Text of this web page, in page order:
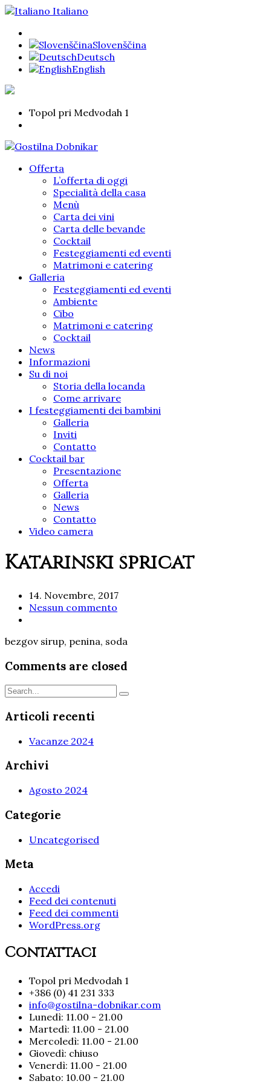
Italiano
Slovenščina
Deutsch
English
Topol pri Medvodah 1
Offerta
L’offerta di oggi
Specialità della casa
Menù
Carta dei vini
Carta delle bevande
Cocktail
Festeggiamenti ed eventi
Matrimoni e catering
Galleria
Festeggiamenti ed eventi
Ambiente
Cibo
Matrimoni e catering
Cocktail
News
Informazioni
Su di noi
Storia della locanda
Come arrivare
I festeggiamenti dei bambini
Galleria
Inviti
Contatto
Cocktail bar
Presentazione
Offerta
Galleria
News
Contatto
Video camera
Katarinski špricat
14. Novembre, 2017
Nessun commento
bezgov sirup, penina, soda
Comments are closed
Articoli recenti
Vacanze 2024
Archivi
Agosto 2024
Categorie
Uncategorised
Meta
Accedi
Feed dei contenuti
Feed dei commenti
WordPress.org
Contattaci
Topol pri Medvodah 1
+386 (0) 41 231 333
info@gostilna-dobnikar.com
Lunedì: 11.00 - 21.00
Martedì: 11.00 - 21.00
Mercoledì: 11.00 - 21.00
Giovedì: chiuso
Venerdì: 11.00 - 21.00
Sabato: 10.00 - 21.00